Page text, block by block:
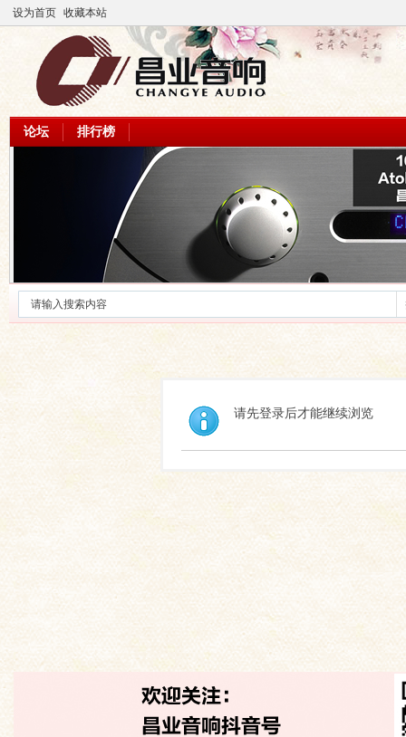
设为首页 收藏本站
论坛 排行榜
请先登录后才能继续浏览